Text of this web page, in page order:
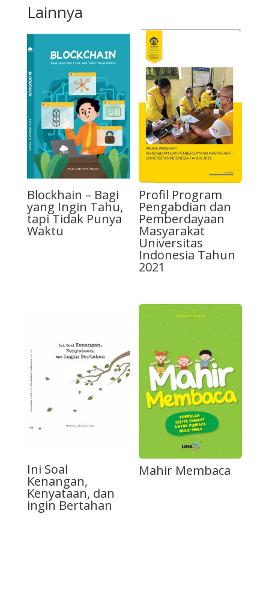
Lainnya
Blockhain – Bagi
yang Ingin Tahu,
tapi Tidak Punya
Waktu
Profil Program
Pengabdian dan
Pemberdayaan
Masyarakat
Universitas
Indonesia Tahun
2021
Ini Soal
Kenangan,
Kenyataan, dan
ingin Bertahan
Mahir Membaca